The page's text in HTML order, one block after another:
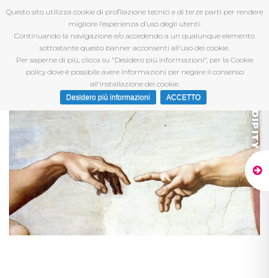
Questo sito utilizza cookie di profilazione tecnici e di terze parti per rendere
migliore l’esperienza d’uso degli utenti.
Continuando la navigazione e/o accedendo a un qualunque elemento
sottostante questo banner acconsenti all'uso dei cookie.
Per saperne di più, clicca su "Desidero più informazioni", per la Cookie
policy dove è possibile avere informazioni per negare il consenso
all'installazione dei cookie.
Desidero più informazioni ACCETTO